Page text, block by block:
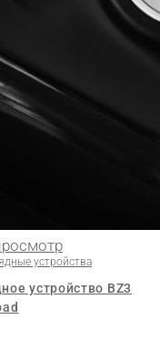
устройства
устройство BZ3